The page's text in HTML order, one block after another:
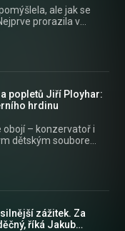
ale jak se
prorazila v
popletů Jiří Ployhar:
hrdinu
– konzervatoř i
dětským souborem.
aplikaci
zážitek. Za
říká Jakub